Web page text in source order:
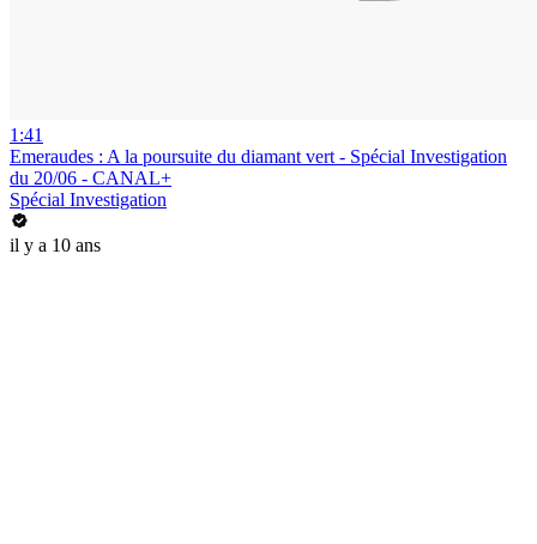
1:41
Emeraudes : A la poursuite du diamant vert - Spécial Investigation
du 20/06 - CANAL+
Spécial Investigation
il y a 10 ans